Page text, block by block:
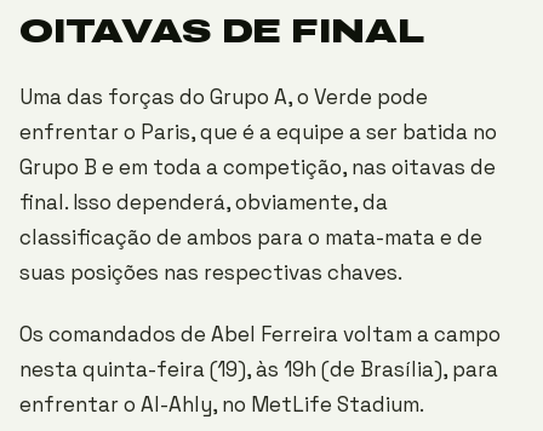
OITAVAS DE FINAL
Uma das forças do Grupo A, o Verde pode
enfrentar o Paris, que é a equipe a ser batida no
Grupo B e em toda a competição, nas oitavas de
final. Isso dependerá, obviamente, da
classificação de ambos para o mata-mata e de
suas posições nas respectivas chaves.
Os comandados de Abel Ferreira voltam a campo
nesta quinta-feira (19), às 19h (de Brasília), para
enfrentar o Al-Ahly, no MetLife Stadium.